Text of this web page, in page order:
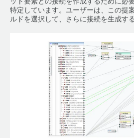
特定しています。ユーザーは、この提
ルドを選択して、さらに接続を生成す